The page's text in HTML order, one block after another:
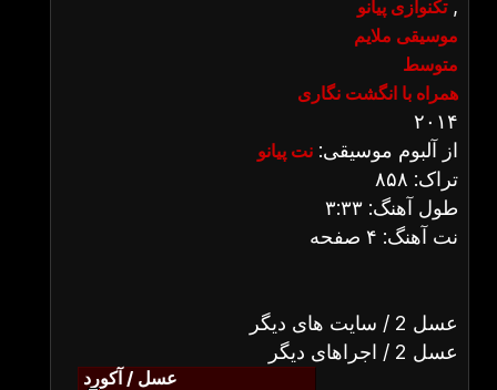
تکنوازی پیانو,
موسیقی ملایم
متوسط
همراه با انگشت نگاری
۲۰۱۴
از آلبوم موسیقی: نت پیانو
تراک: ۸۵۸
طول آهنگ: ۳:۳۳
نت آهنگ: ۴ صفحه
عسل 2 / سایت های دیگر
عسل 2 / اجراهای دیگر
عسل / آکورد